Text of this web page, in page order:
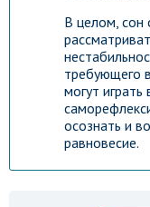
В целом, сон
требующего
могут
осознать и
равновесие.